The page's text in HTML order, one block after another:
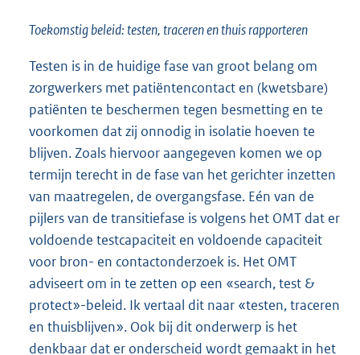
Toekomstig beleid: testen, traceren en thuis rapporteren
Testen is in de huidige fase van groot belang om
zorgwerkers met patiëntencontact en (kwetsbare)
patiënten te beschermen tegen besmetting en te
voorkomen dat zij onnodig in isolatie hoeven te
blijven. Zoals hiervoor aangegeven komen we op
termijn terecht in de fase van het gerichter inzetten
van maatregelen, de overgangsfase. Eén van de
pijlers van de transitiefase is volgens het OMT dat er
voldoende testcapaciteit en voldoende capaciteit
voor bron- en contactonderzoek is. Het OMT
adviseert om in te zetten op een «search, test &
protect»-beleid. Ik vertaal dit naar «testen, traceren
en thuisblijven». Ook bij dit onderwerp is het
denkbaar dat er onderscheid wordt gemaakt in het